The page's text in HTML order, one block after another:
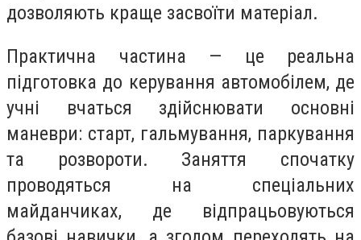
дозволяють краще засвоїти матеріал.
Практична частина — це реальна
підготовка до керування автомобілем, де
учні вчаться здійснювати основні
маневри: старт, гальмування, паркування
та розвороти. Заняття спочатку
проводяться на спеціальних
майданчиках, де відпрацьовуються